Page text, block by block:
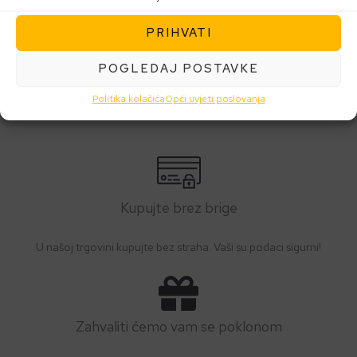
PRIHVATI
POGLEDAJ POSTAVKE
Politika kolačićaOpći uvjeti poslovanja
Read More »
Kupujte brez brige
U našoj trgovini kupujte bez straha. Vaši su podaci sigurni!
Zahvaliti ćemo vam se poklonom